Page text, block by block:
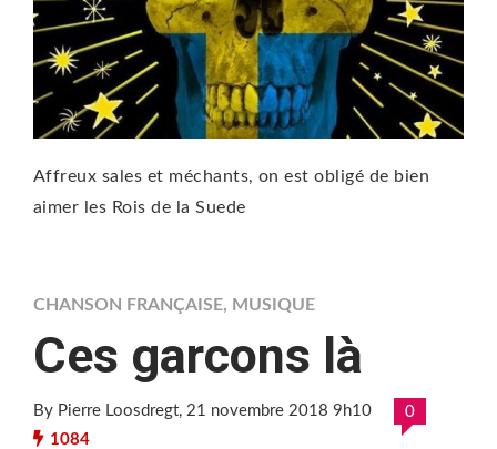
Affreux sales et méchants, on est obligé de bien
aimer les Rois de la Suede
CHANSON FRANÇAISE, MUSIQUE
Ces garcons là
By Pierre Loosdregt, 21 novembre 2018 9h10
0
1084